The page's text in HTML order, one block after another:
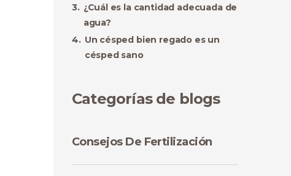
Categorías de blogs
Consejos De Fertilización
¿Cuál es la cantidad adecuada de
agua?
Un césped bien regado es un
césped sano